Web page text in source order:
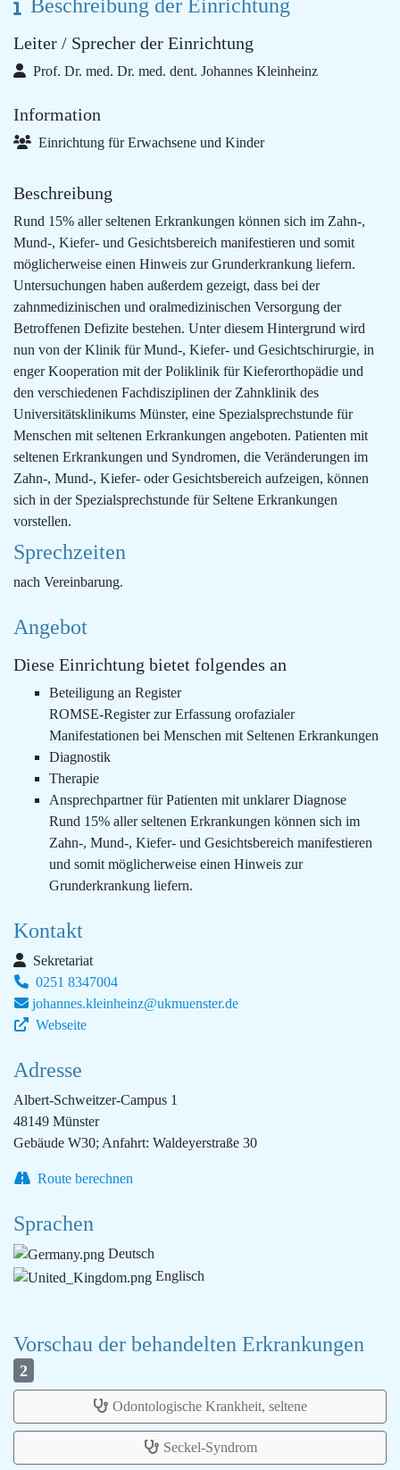
Beschreibung der Einrichtung
Leiter / Sprecher der Einrichtung
Prof. Dr. med. Dr. med. dent. Johannes Kleinheinz
Information
Einrichtung für Erwachsene und Kinder
Beschreibung
Rund 15% aller seltenen Erkrankungen können sich im Zahn-,
Mund-, Kiefer- und Gesichtsbereich manifestieren und somit
möglicherweise einen Hinweis zur Grunderkrankung liefern.
Untersuchungen haben außerdem gezeigt, dass bei der
zahnmedizinischen und oralmedizinischen Versorgung der
Betroffenen Defizite bestehen. Unter diesem Hintergrund wird
nun von der Klinik für Mund-, Kiefer- und Gesichtschirurgie, in
enger Kooperation mit der Poliklinik für Kieferorthopädie und
den verschiedenen Fachdisziplinen der Zahnklinik des
Universitätsklinikums Münster, eine Spezialsprechstunde für
Menschen mit seltenen Erkrankungen angeboten. Patienten mit
seltenen Erkrankungen und Syndromen, die Veränderungen im
Zahn-, Mund-, Kiefer- oder Gesichtsbereich aufzeigen, können
sich in der Spezialsprechstunde für Seltene Erkrankungen
vorstellen.
Sprechzeiten
nach Vereinbarung.
Angebot
Diese Einrichtung bietet folgendes an
Beteiligung an Register
ROMSE-Register zur Erfassung orofazialer
Manifestationen bei Menschen mit Seltenen Erkrankungen
Diagnostik
Therapie
Ansprechpartner für Patienten mit unklarer Diagnose
Rund 15% aller seltenen Erkrankungen können sich im
Zahn-, Mund-, Kiefer- und Gesichtsbereich manifestieren
und somit möglicherweise einen Hinweis zur
Grunderkrankung liefern.
Kontakt
Sekretariat
0251 8347004
johannes.kleinheinz@ukmuenster.de
Webseite
Adresse
Albert-Schweitzer-Campus 1
48149 Münster
Gebäude W30; Anfahrt: Waldeyerstraße 30
Route berechnen
Sprachen
Deutsch
Englisch
Vorschau der behandelten Erkrankungen
2
Odontologische Krankheit, seltene
Seckel-Syndrom